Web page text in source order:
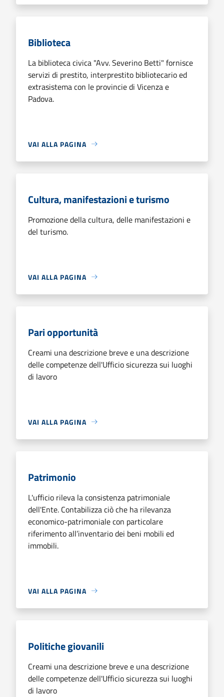
Biblioteca
La biblioteca civica "Avv. Severino Betti" fornisce
servizi di prestito, interprestito bibliotecario ed
extrasistema con le provincie di Vicenza e
Padova.
VAI ALLA PAGINA
Cultura, manifestazioni e turismo
Promozione della cultura, delle manifestazioni e
del turismo.
VAI ALLA PAGINA
Pari opportunità
Creami una descrizione breve e una descrizione
delle competenze dell'Ufficio sicurezza sui luoghi
di lavoro
VAI ALLA PAGINA
Patrimonio
L'ufficio rileva la consistenza patrimoniale
dell'Ente. Contabilizza ciò che ha rilevanza
economico-patrimoniale con particolare
riferimento all’inventario dei beni mobili ed
immobili.
VAI ALLA PAGINA
Politiche giovanili
Creami una descrizione breve e una descrizione
delle competenze dell'Ufficio sicurezza sui luoghi
di lavoro